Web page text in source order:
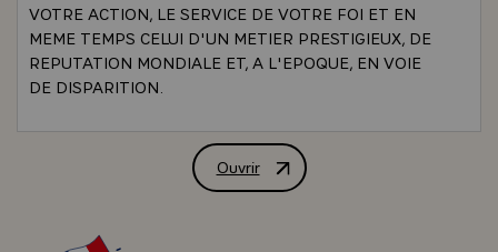
VOTRE ACTION, LE SERVICE DE VOTRE FOI ET EN
MEME TEMPS CELUI D'UN METIER PRESTIGIEUX, DE
REPUTATION MONDIALE ET, A L'EPOQUE, EN VOIE
DE DISPARITION.
L'EPOQUE LE POINT DE FRANCE, ET QU'ON APPELLE
AUJOURD'HUI LE POINT D'ALENCON `DENTELLE`.
NOMBREUX DEBOUCHES POUR CETTE PRODUCTION
Ouvrir
ALLOCUTION PRONONCEE PAR M.